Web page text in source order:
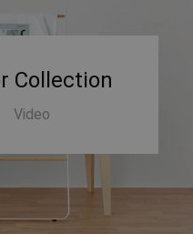
Collection
Video